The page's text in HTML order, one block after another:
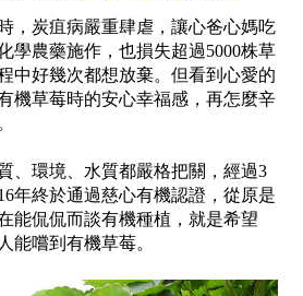
，炭疽病嚴重肆虐，讓心爸心媽吃
學農藥施作，也損失超過5000株草
中好幾次都想放棄。但看到心愛的
機草莓時的安心幸福感，再怎麼辛
、環境、水質都嚴格把關，經過3
年終於通過慈心有機認證，從原是
能侃侃而談有機種植，就是希望
能嚐到有機草莓。